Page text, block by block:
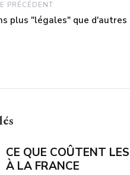
PRÉCÉDENT
plus "légales" que d'autres
CE QUE COÛTENT
À LA FRANCE